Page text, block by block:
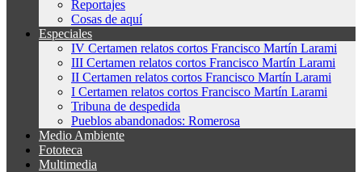
Reportajes
Cosas de aquí
Especiales
IV Certamen relatos cortos Francisco Martín Larami
III Certamen relatos cortos Francisco Martín Larami
II Certamen relatos cortos Francisco Martín Larami
I Certamen relatos cortos Francisco Martín Larami
Tribuna de despedida
Pueblos abandonados: Romerosa
Medio Ambiente
Fototeca
Multimedia